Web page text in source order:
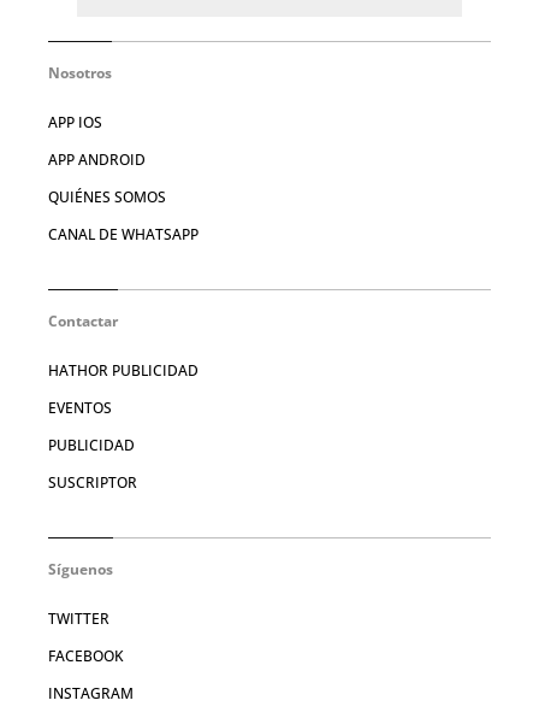
Nosotros
APP IOS
APP ANDROID
QUIÉNES SOMOS
CANAL DE WHATSAPP
Contactar
HATHOR PUBLICIDAD
EVENTOS
PUBLICIDAD
SUSCRIPTOR
Síguenos
TWITTER
FACEBOOK
INSTAGRAM